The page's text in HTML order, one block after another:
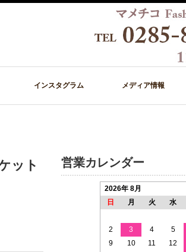
インスタグラム メディア情報
ット
営業カレンダー
2026年 8月
日
月 火 水
2
3 4 5
9
10 11 12